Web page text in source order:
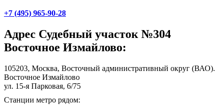
+7 (495) 965-90-28
Адрес Судебный участок №304
Восточное Измайлово:
105203, Москва, Восточный административный округ (ВАО).
Восточное Измайлово
ул. 15-я Парковая, 6/75
Станции метро рядом: